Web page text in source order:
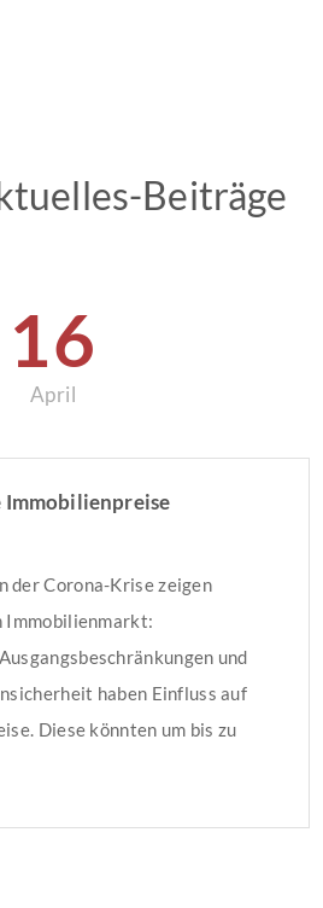
Beiträge
16
April
Immobilienpreise
der Corona-Krise zeigen
Immobilienmarkt:
und
haben Einfluss auf
Diese könnten um bis zu
– jedoch nur kurzfristig, so